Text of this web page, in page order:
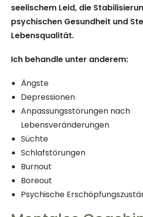
seelischem Leid, die
psychischen Gesundheit und
Lebensqualität.
Ich behandle unter anderem:
Ängste
Depressionen
Anpassungsstörungen nach
Lebensveränderungen
Süchte
Schlafstörungen
Burnout
Boreout
Psychische